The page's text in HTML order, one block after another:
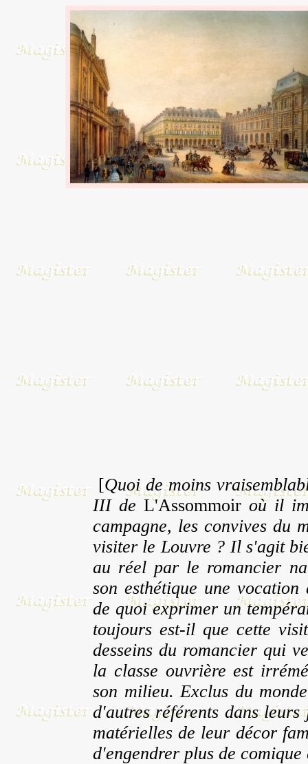
[Quoi de moins
III de L'Assommoiroù il
campagne, les convives du
visiter le Louvre ? Il s'agit
au réel par le romancier
son esthétique une
de quoi exprimer un
toujours est-il que cette
desseins du romancier qui
la classe ouvrière est
son milieu. Exclus du
d'autres référents dans leurs
matérielles de leur décor
d'engendrer plus de